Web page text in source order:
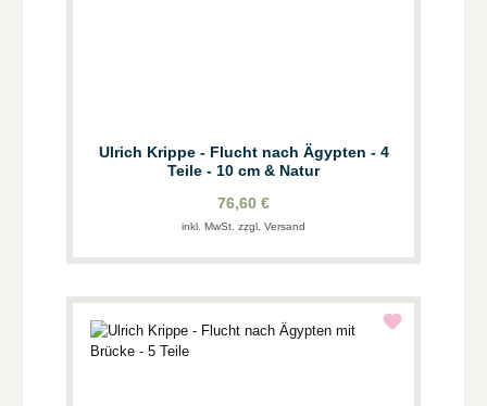
Ulrich Krippe - Flucht nach Ägypten - 4
Teile - 10 cm & Natur
76,60 €
inkl. MwSt. zzgl. Versand